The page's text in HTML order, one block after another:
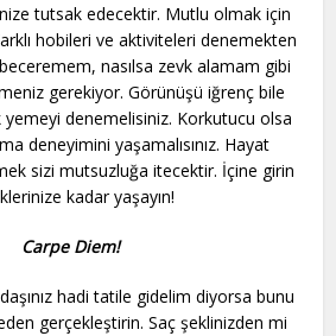
tutsak edecektir. Mutlu olmak için
hobileri ve aktiviteleri denemekten
nasılsa zevk alamam gibi
gerekiyor. Görünüşü iğrenç bile
denemelisiniz. Korkutucu olsa
deneyimini yaşamalısınız. Hayat
sizi mutsuzluğa itecektir. İçine girin
kadar yaşayın!
Carpe Diem!
hadi tatile gidelim diyorsa bunu
gerçekleştirin. Saç şeklinizden mi